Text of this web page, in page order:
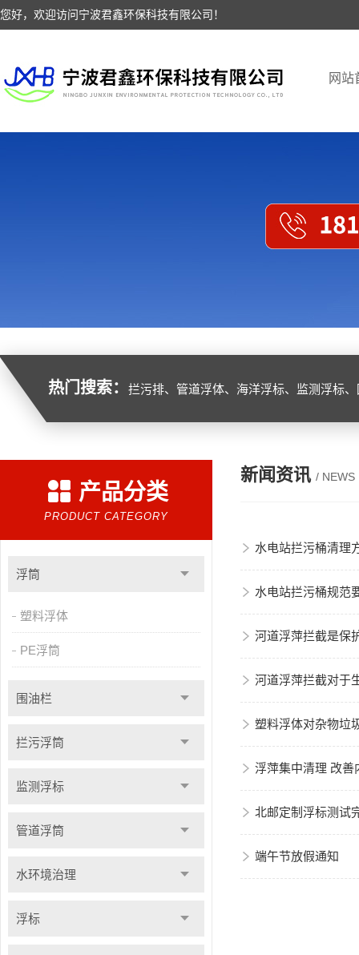
您好，欢迎访问宁波君鑫环保科技有限公司！
网站
热门搜索： 拦污排、管道浮体、海洋浮标、监测浮标
产品分类
PRODUCT CATEGORY
浮筒
塑料浮体
PE浮筒
围油栏
拦污浮筒
监测浮标
管道浮筒
水环境治理
浮标
新闻资讯 / NEWS
水电站拦污桶清理
水电站拦污桶规范
河道浮萍拦截是保
河道浮萍拦截对于
塑料浮体对杂物垃
浮萍集中清理 改善
北邮定制浮标测试
端午节放假通知